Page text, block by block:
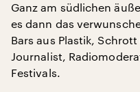
Ganz am südlichen
es dann das
Bars aus Plastik,
Journalist,
Festivals.